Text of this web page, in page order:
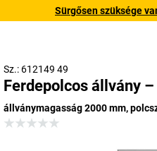
Sürgősen szüksége
Sz.: 612149 49
Ferdepolcos állvány
állványmagasság 2000 mm,